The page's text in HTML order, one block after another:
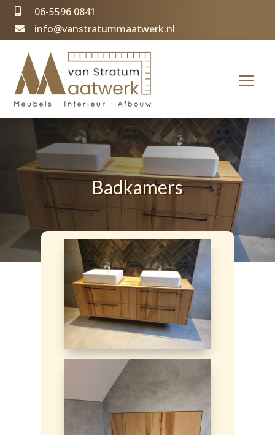
06-5596 0841
 info@vanstratummaatwerk.nl
Badkamers